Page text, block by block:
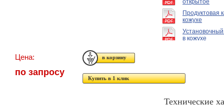
открытое
Продуктовая
кожухе
в кожухе
Цена:
по запросу
Купить в 1 клик
Технические